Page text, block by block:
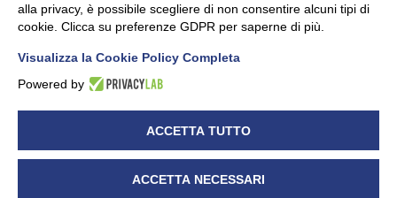
UNIDATA - Informativa privacy (per i clienti)
UNIDATA - Whistleblowing
alla privacy, è possibile scegliere di non consentire alcuni tipi di
cookie. Clicca su preferenze GDPR per saperne di più.
Visualizza la Cookie Policy Completa
Powered by
ACCETTA TUTTO
ACCETTA NECESSARI